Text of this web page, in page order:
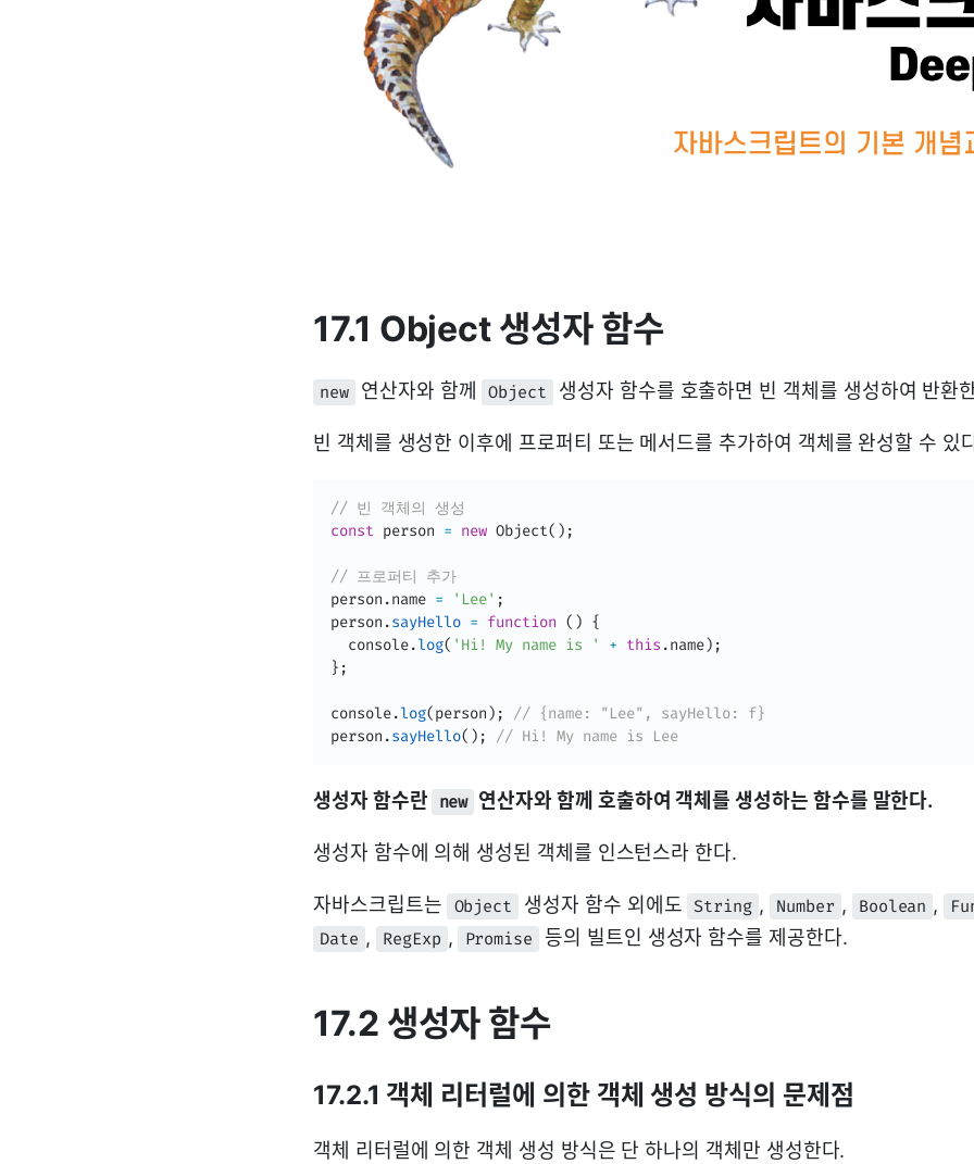
17.1 Object 생성자 함수
new 연산자와 함께 Object 생성자 함수를 호출하면 빈 객체를 생성하여 반환
빈 객체를 생성한 이후에 프로퍼티 또는 메서드를 추가하여 객체를 완성할 수 있
// 빈 객체의 생성
const person = new Object( ) ;
// 프로퍼티 추가
person .name = 'Lee' ;
person .sayHello = function ( ) {
  console
.log( 'Hi! My name is ' + this .name) ;
} ;
console.log(person ) ;
// {name: "Lee", sayHello: f}
person .sayHello( ) ; // Hi! My name is Lee
생성자 함수란 new 연산자와 함께 호출하여 객체를 생성하는 함수를 말한다.
생성자 함수에 의해 생성된 객체를 인스턴스라 한다.
자바스크립트는 Object 생성자 함수 외에도 String , Number , Boolean ,
Date , RegExp , Promise 등의 빌트인 생성자 함수를 제공한다.
17.2 생성자 함수
17.2.1 객체 리터럴에 의한 객체 생성 방식의 문제점
객체 리터럴에 의한 객체 생성 방식은 단 하나의 객체만 생성한다.